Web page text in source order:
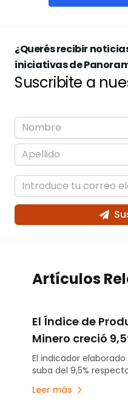
¿Querés recibir
iniciativas de
Suscribite a
Artículos
El Índice de
Minero creció
abril
El indicador elaborado
suba del 9,5%
acumuló un
primer cuatrimestre de
Leer más